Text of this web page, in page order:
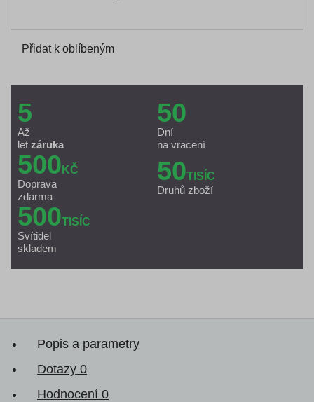
Přidat k oblíbeným
5
Až
let záruka
50
Dní
na vracení
500 KČ
Doprava
zdarma
50TISÍC
Druhů zboží
500TISÍC
Svítidel
skladem
Popis a parametry
Dotazy 0
Hodnocení 0